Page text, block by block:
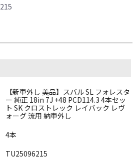
【新車外し 美品】スバル SL フォレスタ
ー 純正 18in 7J +48 PCD114.3 4本セッ
ト SK クロストレック レイバック レヴ
ォーグ 流用 納車外し
4本
TU25096215